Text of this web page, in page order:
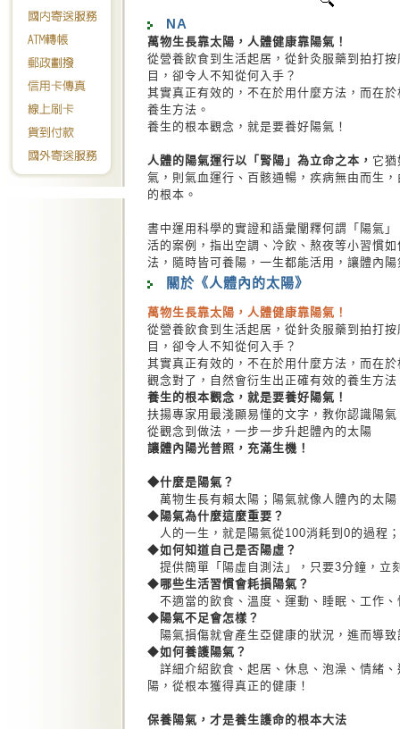
NA
萬物生長靠太陽，人體健康靠陽氣！
從營養飲食到生活起居，從針灸服藥到拍打
目，卻令人不知從何入手？
其實真正有效的，不在於用什麼方法，而在
養生方法。
養生的根本觀念，就是要養好陽氣！
人體的陽氣運行以「腎陽」為立命之本， 它
氣，則氣血運行、百骸通暢，疾病無由而生
的根本。
書中運用科學的實證和語彙闡釋何謂「陽氣
活的案例，指出空調、冷飲、熬夜等小習慣
法，隨時皆可養陽，一生都能活用，讓體內
關於《人體內的太陽》
萬物生長靠太陽，人體健康靠陽氣！
從營養飲食到生活起居，從針灸服藥到拍打
目，卻令人不知從何入手？
其實真正有效的，不在於用什麼方法，而在
觀念對了，自然會衍生出正確有效的養生方法
養生的根本觀念，就是要養好陽氣！
扶揚專家用最淺顯易懂的文字，教你認識陽
從觀念到做法，一步一步升起體內的太陽
讓體內陽光普照，充滿生機！
◆什麼是陽氣？
萬物生長有賴太陽；陽氣就像人體內的太
◆ 陽氣為什麼這麼重要？
人的一生，就是陽氣從100消耗到0的過程
◆如何知道自己是否陽虛？
提供簡單「陽虛自測法」，只要3分鐘，立
◆哪些生活習慣會耗損陽氣？
不適當的飲食、溫度、運動、睡眠、工作
◆ 陽氣不足會怎樣？
陽氣損傷就會產生亞健康的狀況，進而導
◆如何養護陽氣？
詳細介紹飲食、起居、休息、泡澡、情緒
陽，從根本獲得真正的健康！
保養陽氣，才是養生護命的根本大法